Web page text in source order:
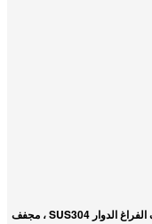
مجفف الفراغ الدوار مزدوج المخروط ، مجفف الفراغ الدوار SUS304 ، مجفف